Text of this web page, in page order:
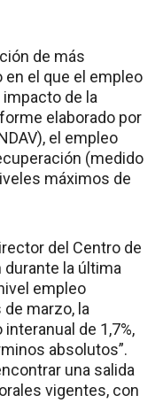
de más
el que el empleo
de la
elaborado por
el empleo
(medido
máximos de
del Centro de
durante la última
empleo
marzo, la
de 1,7%,
absolutos”.
una salida
vigentes, con